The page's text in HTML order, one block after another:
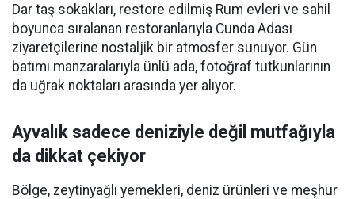
Dar taş sokakları, restore edilmiş Rum evleri ve sahil
boyunca sıralanan restoranlarıyla Cunda Adası
ziyaretçilerine nostaljik bir atmosfer sunuyor. Gün
batımı manzaralarıyla ünlü ada, fotoğraf tutkunlarının
da uğrak noktaları arasında yer alıyor.
Ayvalık sadece deniziyle değil mutfağıyla
da dikkat çekiyor
Bölge, zeytinyağlı yemekleri, deniz ürünleri ve meşhur